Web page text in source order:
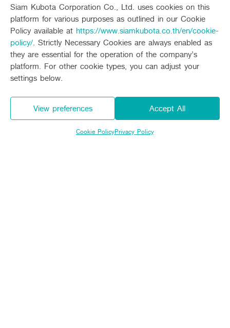
Siam Kubota Corporation Co., Ltd. uses cookies on this
platform for various purposes as outlined in our Cookie
Policy available at https://www.siamkubota.co.th/en/cookie-
policy/. Strictly Necessary Cookies are always enabled as
they are essential for the operation of the company’s
platform. For other cookie types, you can adjust your
settings below.
Accept All
View preferences
Cookie PolicyPrivacy Policy
คูโบต้า เซอร์วิส แคร์ (ไตรมาส 3)
Today - 30 September 2026
Promotion
Expire